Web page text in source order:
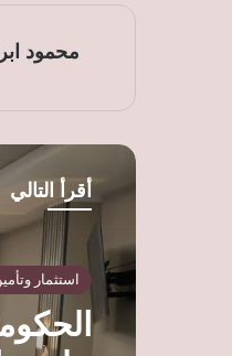
محمود
أقرأ التالي
استثمار